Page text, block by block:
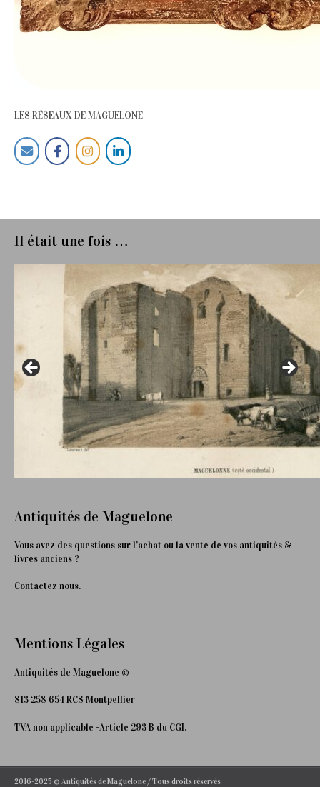
LES RÉSEAUX DE MAGUELONE
Il était une fois …
Antiquités de Maguelone
Vous avez des questions sur l’achat ou la vente de vos antiquités &
livres anciens ?
Contactez nous.
Mentions Légales
Antiquités de Maguelone ©
813 258 654 RCS Montpellier
TVA non applicable -Article 293 B du CGI.
2016-2025 © Antiquités de Maguelone / Tous droits réservés